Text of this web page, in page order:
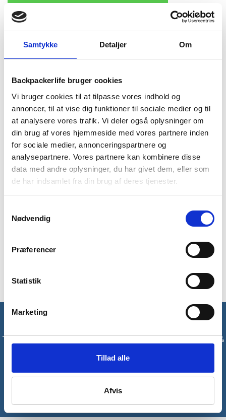
Samtykke Detaljer Om
Backpackerlife bruger cookies
Vi bruger cookies til at tilpasse vores indhold og
annoncer, til at vise dig funktioner til sociale medier og til
at analysere vores trafik. Vi deler også oplysninger om
din brug af vores hjemmeside med vores partnere inden
for sociale medier, annonceringspartnere og
analysepartnere. Vores partnere kan kombinere disse
data med andre oplysninger, du har givet dem, eller som
de har indsamlet fra din brug af deres tjenester.
Nødvendig
Præferencer
Statistik
Marketing
Tillad alle
Afvis
1-2 dages
levering
Fri fragt over
499 kr
100 dages
returret
BESKRIVELSE
YDERLIGERE INFORMATION
BRAND
FAQ
Praktisk og varm fleecetrøje til herre fra Trespass. Fleecen er
produceret i en særlig Airtrap teknologi, der giver en yderst
isolerende effekt. Indersiden er børstet, hvilket gør trøjen
lynlås, så du nemt kan have de mindste ejendele tæt på
kroppen.
Fleecetrøjen vejer kun 320 gram og er derfor ideel til vandring
og backpacking, hvor du gerne vil optimere din oppakning.
Tilmeld dig vores nyhedsbrev og modtag med det samme en 10%
Tilmeld